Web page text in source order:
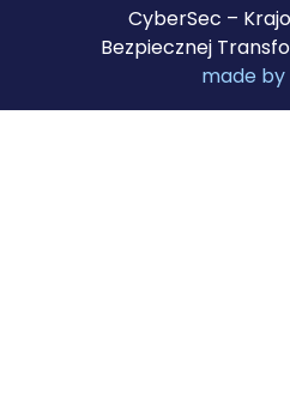
CyberSec –
Bezpiecznej
made